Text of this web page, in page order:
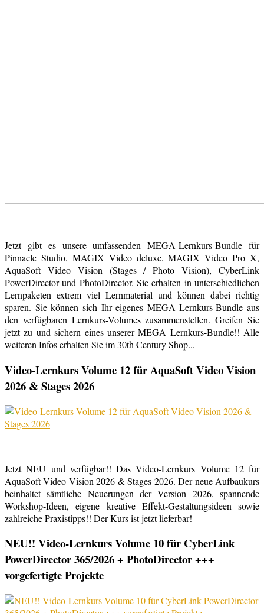
Jetzt gibt es unsere umfassenden MEGA-Lernkurs-Bundle für
Pinnacle Studio, MAGIX Video deluxe, MAGIX Video Pro X,
AquaSoft Video Vision (Stages / Photo Vision), CyberLink
PowerDirector und PhotoDirector. Sie erhalten in unterschiedlichen
Lernpaketen extrem viel Lernmaterial und können dabei richtig
sparen. Sie können sich Ihr eigenes MEGA Lernkurs-Bundle aus
den verfügbaren Lernkurs-Volumes zusammenstellen. Greifen Sie
jetzt zu und sichern eines unserer MEGA Lernkurs-Bundle!! Alle
weiteren Infos erhalten Sie im 30th Century Shop...
Video-Lernkurs Volume 12 für AquaSoft Video Vision
2026 & Stages 2026
Jetzt NEU und verfügbar!! Das Video-Lernkurs Volume 12 für
AquaSoft Video Vision 2026 & Stages 2026. Der neue Aufbaukurs
beinhaltet sämtliche Neuerungen der Version 2026, spannende
Workshop-Ideen, eigene kreative Effekt-Gestaltungsideen sowie
zahlreiche Praxistipps!! Der Kurs ist jetzt lieferbar!
NEU!! Video-Lernkurs Volume 10 für CyberLink
PowerDirector 365/2026 + PhotoDirector +++
vorgefertigte Projekte